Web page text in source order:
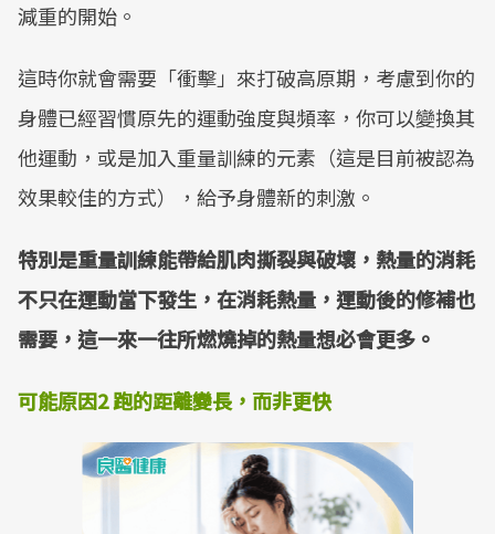
減重的開始。
這時你就會需要「衝擊」來打破高原期，考慮到你的
身體已經習慣原先的運動強度與頻率，你可以變換其
他運動，或是加入重量訓練的元素（這是目前被認為
效果較佳的方式），給予身體新的刺激。
特別是重量訓練能帶給肌肉撕裂與破壞，熱量的消耗
不只在運動當下發生，在消耗熱量，運動後的修補也
需要，這一來一往所燃燒掉的熱量想必會更多。
可能原因2 跑的距離變長，而非更快